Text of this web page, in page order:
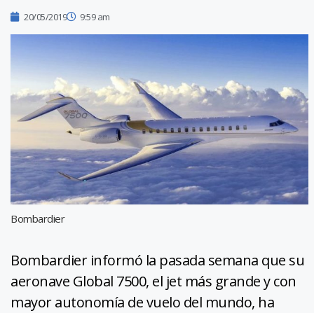
20/05/2019 9:59 am
Bombardier
Bombardier informó la pasada semana que su
aeronave Global 7500, el jet más grande y con
mayor autonomía de vuelo del mundo, ha